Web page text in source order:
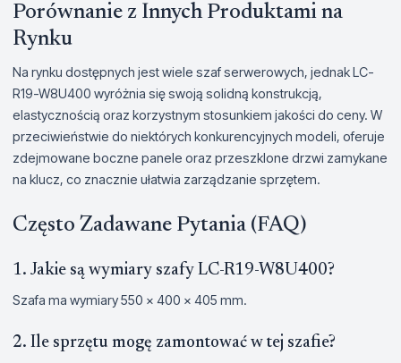
Porównanie z Innych Produktami na
Rynku
Na rynku dostępnych jest wiele szaf serwerowych, jednak LC-
R19-W8U400 wyróżnia się swoją solidną konstrukcją,
elastycznością oraz korzystnym stosunkiem jakości do ceny. W
przeciwieństwie do niektórych konkurencyjnych modeli, oferuje
zdejmowane boczne panele oraz przeszklone drzwi zamykane
na klucz, co znacznie ułatwia zarządzanie sprzętem.
Często Zadawane Pytania (FAQ)
1. Jakie są wymiary szafy LC-R19-W8U400?
Szafa ma wymiary 550 x 400 x 405 mm.
2. Ile sprzętu mogę zamontować w tej szafie?